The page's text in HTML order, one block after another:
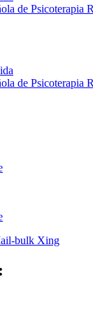
de Psicoterapia
de Psicoterapia
bulk Xing